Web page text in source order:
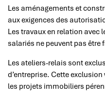
Les aménagements et
aux exigences des
Les travaux en relation avec
salariés ne peuvent pas être
Les ateliers-relais sont
d’entreprise. Cette
les projets immobiliers